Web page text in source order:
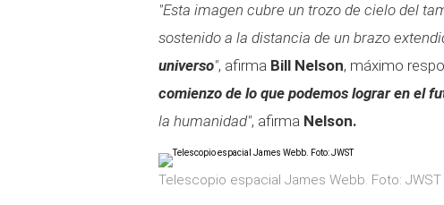
"Esta imagen cubre un trozo de cielo del
sostenido a la distancia de un brazo
universo", afirma Bill Nelson, máximo
comienzo de lo que podemos lograr en el
la humanidad", afirma Nelson.
Telescopio espacial James Webb. Foto: JWST